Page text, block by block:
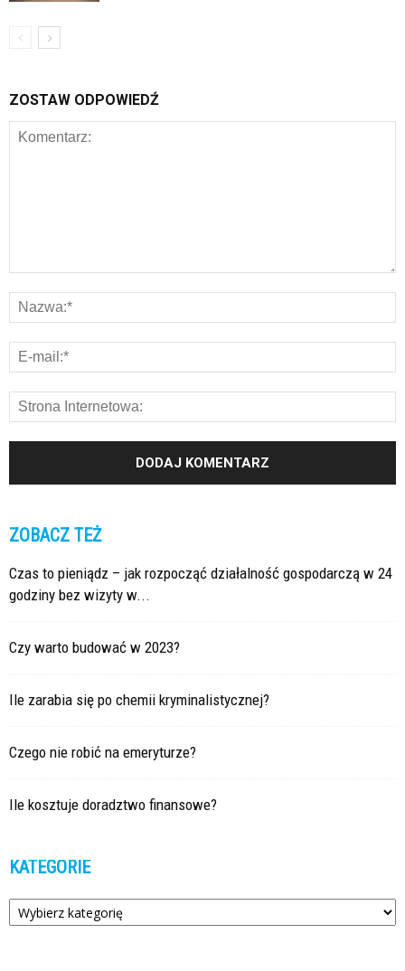
ZOSTAW ODPOWIEDŹ
ZOBACZ TEŻ
Czas to pieniądz – jak rozpocząć działalność gospodarczą w 24
godziny bez wizyty w...
Czy warto budować w 2023?
Ile zarabia się po chemii kryminalistycznej?
Czego nie robić na emeryturze?
Ile kosztuje doradztwo finansowe?
KATEGORIE
Kategorie